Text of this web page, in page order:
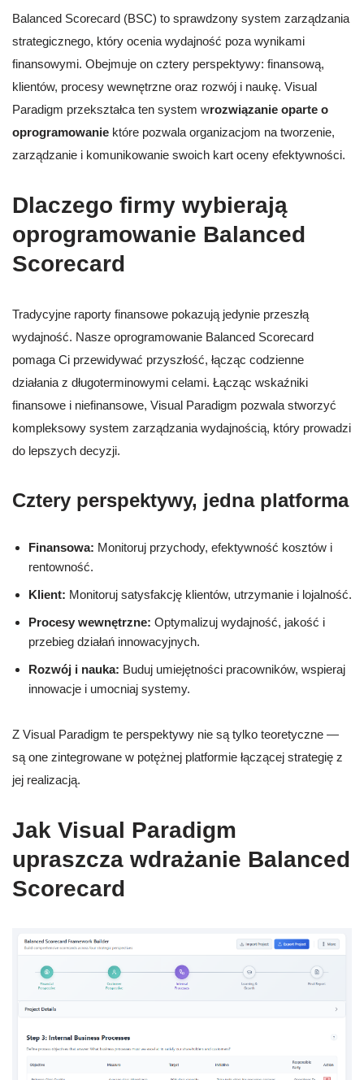
Balanced Scorecard (BSC) to sprawdzony system zarządzania
strategicznego, który ocenia wydajność poza wynikami
finansowymi. Obejmuje on cztery perspektywy: finansową,
klientów, procesy wewnętrzne oraz rozwój i naukę. Visual
Paradigm przekształca ten system wrozwiązanie oparte o
oprogramowanie które pozwala organizacjom na tworzenie,
zarządzanie i komunikowanie swoich kart oceny efektywności.
Dlaczego firmy wybierają
oprogramowanie Balanced
Scorecard
Tradycyjne raporty finansowe pokazują jedynie przeszłą
wydajność. Nasze oprogramowanie Balanced Scorecard
pomaga Ci przewidywać przyszłość, łącząc codzienne
działania z długoterminowymi celami. Łącząc wskaźniki
finansowe i niefinansowe, Visual Paradigm pozwala stworzyć
kompleksowy system zarządzania wydajnością, który prowadzi
do lepszych decyzji.
Cztery perspektywy, jedna platforma
Finansowa: Monitoruj przychody, efektywność kosztów i
rentowność.
Klient: Monitoruj satysfakcję klientów, utrzymanie i lojalność.
Procesy wewnętrzne: Optymalizuj wydajność, jakość i
przebieg działań innowacyjnych.
Rozwój i nauka: Buduj umiejętności pracowników, wspieraj
innowacje i umocniaj systemy.
Z Visual Paradigm te perspektywy nie są tylko teoretyczne —
są one zintegrowane w potężnej platformie łączącej strategię z
jej realizacją.
Jak Visual Paradigm
upraszcza wdrażanie Balanced
Scorecard